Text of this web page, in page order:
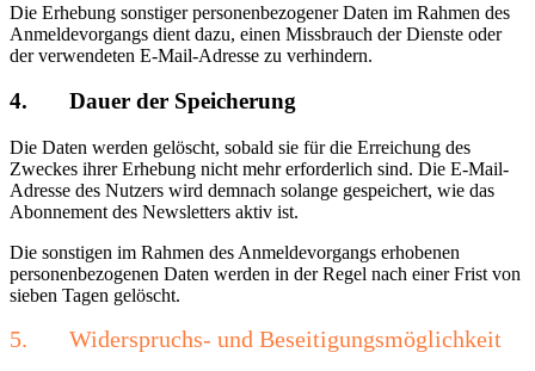
Die Erhebung sonstiger personenbezogener Daten im Rahmen des
Anmeldevorgangs dient dazu, einen Missbrauch der Dienste oder
der verwendeten E-Mail-Adresse zu verhindern.
4. Dauer der Speicherung
Die Daten werden gelöscht, sobald sie für die Erreichung des
Zweckes ihrer Erhebung nicht mehr erforderlich sind. Die E-Mail-
Adresse des Nutzers wird demnach solange gespeichert, wie das
Abonnement des Newsletters aktiv ist.
Die sonstigen im Rahmen des Anmeldevorgangs erhobenen
personenbezogenen Daten werden in der Regel nach einer Frist von
sieben Tagen gelöscht.
5. Widerspruchs- und Beseitigungsmöglichkeit